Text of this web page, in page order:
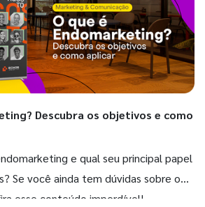
Descubra os objetivos e como
e qual seu principal papel
Se você ainda tem dúvidas sobre o
esse conteúdo imperdível!